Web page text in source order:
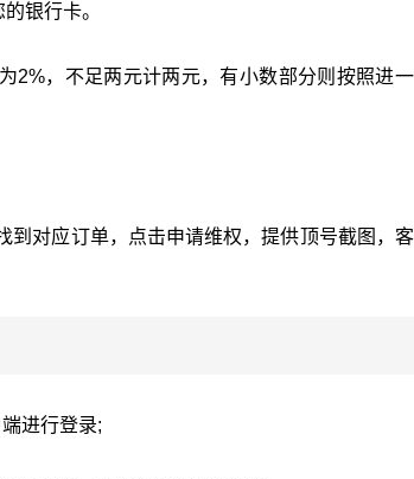
银行卡。
2%，不足两元计两元，有小数部分则按照进
到对应订单，点击申请维权，提供顶号截图，
进行登录;